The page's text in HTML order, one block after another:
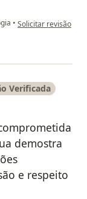
• na opinião do
Solicitar revisão
Verificada
demostra
e respeito